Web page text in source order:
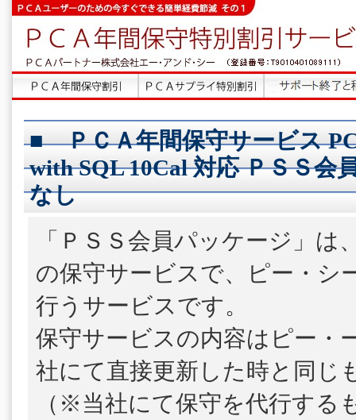
■ ＰＣＡ年間保守サービス
with SQL 10Cal 対応 ＰＳＳ会
なし
「ＰＳＳ会員パッケージ」は
の保守サービスで、ピー・シ
行うサービスです。
保守サービスの内容はピー・
社にて直接更新した時と同じ
（※当社にて保守を代行する